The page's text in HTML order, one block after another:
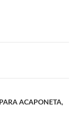
ACAPONETA,